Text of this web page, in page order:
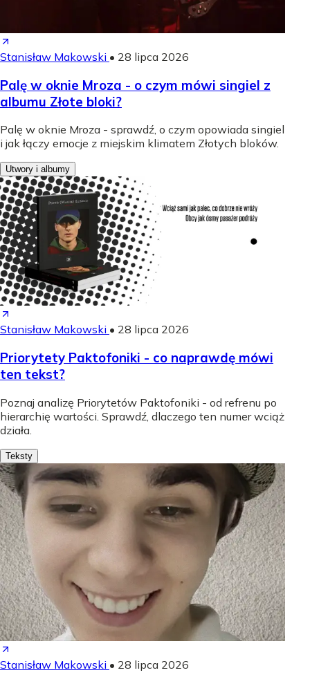
Stanisław Makowski • 28 lipca 2026
Palę w oknie Mroza - o czym mówi singiel z
albumu Złote bloki?
Palę w oknie Mroza - sprawdź, o czym opowiada singiel
i jak łączy emocje z miejskim klimatem Złotych bloków.
Utwory i albumy
Stanisław Makowski • 28 lipca 2026
Priorytety Paktofoniki - co naprawdę mówi
ten tekst?
Poznaj analizę Priorytetów Paktofoniki - od refrenu po
hierarchię wartości. Sprawdź, dlaczego ten numer wciąż
działa.
Teksty
Stanisław Makowski • 28 lipca 2026